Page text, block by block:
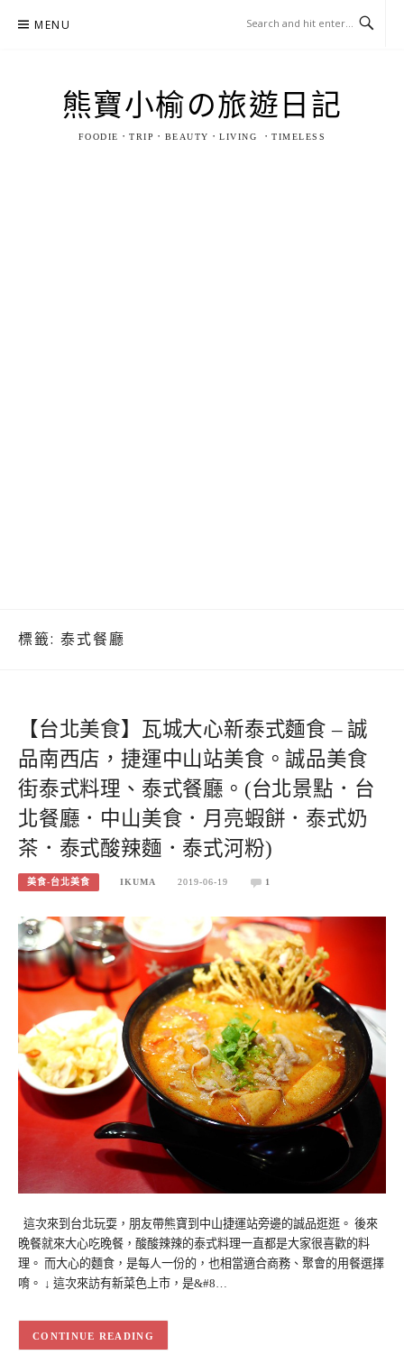
MENU
熊寶小榆の旅遊日記
FOODIE．TRIP．BEAUTY．LIVING ．TIMELESS
標籤: 泰式餐廳
【台北美食】瓦城大心新泰式麵食 – 誠
品南西店，捷運中山站美食。誠品美食
街泰式料理、泰式餐廳。(台北景點．台
北餐廳．中山美食．月亮蝦餅．泰式奶
茶．泰式酸辣麵．泰式河粉)
美食-台北美食 IKUMA 2019-06-19 1
這次來到台北玩耍，朋友帶熊寶到中山捷運站旁邊的誠品逛逛。 後來
晚餐就來大心吃晚餐，酸酸辣辣的泰式料理一直都是大家很喜歡的料
理。 而大心的麵食，是每人一份的，也相當適合商務、聚會的用餐選擇
唷。 ↓ 這次來訪有新菜色上市，是&#8…
CONTINUE READING